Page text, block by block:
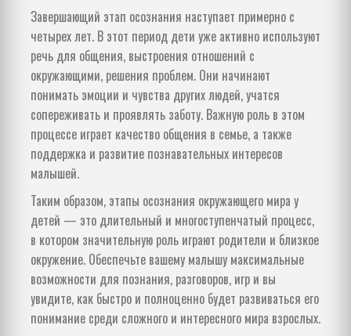
Завершающий этап осознания наступает примерно с
четырех лет. В этот период дети уже активно используют
речь для общения, выстроения отношений с
окружающими, решения проблем. Они начинают
понимать эмоции и чувства других людей, учатся
сопереживать и проявлять заботу. Важную роль в этом
процессе играет качество общения в семье, а также
поддержка и развитие познавательных интересов
малышей.
Таким образом, этапы осознания окружающего мира у
детей — это длительный и многоступенчатый процесс,
в котором значительную роль играют родители и близкое
окружение. Обеспечьте вашему малышу максимальные
возможности для познания, разговоров, игр и вы
увидите, как быстро и полноценно будет развиваться его
понимание среди сложного и интересного мира взрослых.